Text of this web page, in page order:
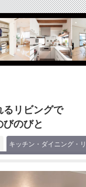
るリビングで
びのびと
キッチン・ダイニング・